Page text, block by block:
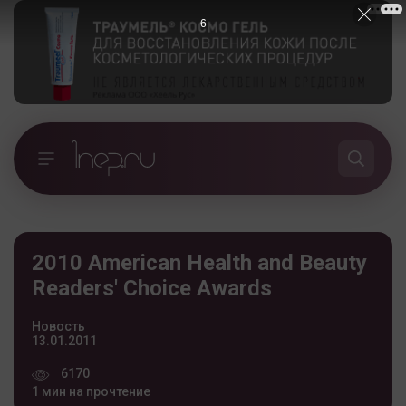
2010 American Health and Beauty
Readers' Choice Awards
Новость
13.01.2011
6170
1 мин на прочтение
5